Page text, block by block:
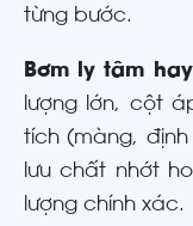
từng bước.
Bơm ly tâm
lượng lớn, cột
tích (màng,
lưu chất nhớt
lượng chính xác.